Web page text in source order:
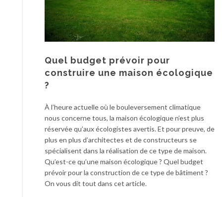
Quel budget prévoir pour
construire une maison écologique
?
À l’heure actuelle où le bouleversement climatique
nous concerne tous, la maison écologique n’est plus
réservée qu’aux écologistes avertis. Et pour preuve, de
plus en plus d’architectes et de constructeurs se
spécialisent dans la réalisation de ce type de maison.
Qu’est-ce qu’une maison écologique ? Quel budget
prévoir pour la construction de ce type de bâtiment ?
On vous dit tout dans cet article.